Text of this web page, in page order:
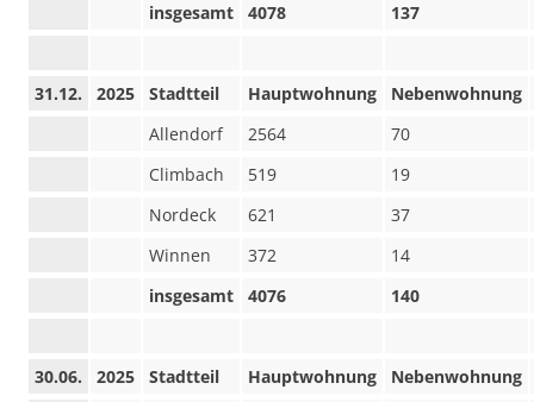
insgesamt
4078 137
31.12. 2025 Stadtteil Hauptwohnung
Nebenwohnung
Allendorf
2564
70
Climbach
519
19
Nordeck
621
37
Winnen
372
14
insgesamt
4076 140
30.06. 2025 Stadtteil Hauptwohnung Nebenwohnung